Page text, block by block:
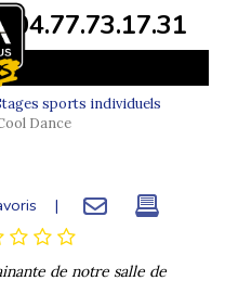
04.77.73.17.31
sports individuels
Dance
|
de notre salle de